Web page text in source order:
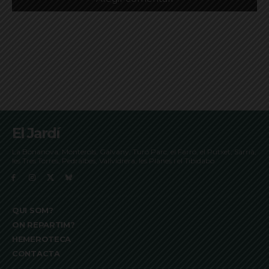
El Jardí
La Bonanova, Monterols, Galvany, Turó Parc, el Farró, el Putxet, Sarrià,
les Tres Torres, Pedralbes, Vallvidrera, les Planes i el Tibidabo
QUI SOM?
ON REPARTIM?
HEMEROTECA
CONTACTA